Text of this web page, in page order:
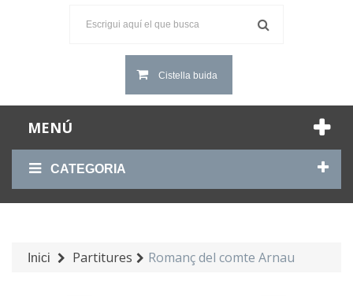
Cistella buida
MENÚ
CATEGORIA
Inici Partitures Romanç del comte Arnau